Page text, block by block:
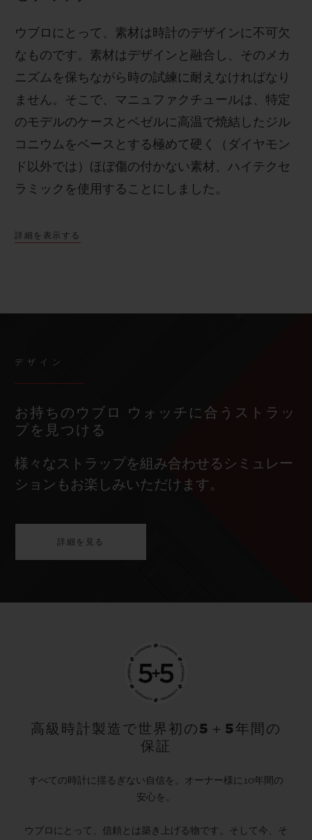
ウブロにとって、素材は時計のデザインに不可欠
なものです。素材はデザインと融合し、そのメカ
ニズムを保ちながら時の試練に耐えなければなり
ません。そこで、マニュファクチュールは、特定
のモデルのケースとベゼルに高温で焼結したジル
コニウムをベースとする極めて硬く（ダイヤモン
ド以外では）ほぼ傷の付かない素材、ハイテクセ
ラミックを使用することにしました。
詳細を表示する
デザイン
お持ちのウブロ ウォッチに合うストラッ
プを見つける
様々なストラップを組み合わせるシミュレー
ションもお楽しみいただけます。
詳細を見る
高級時計製造で世界初の5＋5年間の
保証
すべての時計に揺るぎない自信を。オーナー様に10年間の
安心を。
ウブロにとって、信頼とは築き上げる物です。そして今、そ